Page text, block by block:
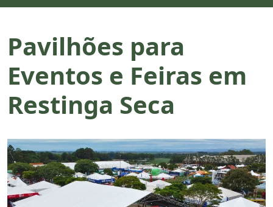
Pavilhões para
Eventos e Feiras em
Restinga Seca